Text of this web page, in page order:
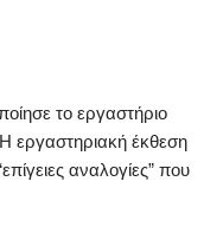
το εργαστήριο
εργαστηριακή έκθεση
αναλογίες” που